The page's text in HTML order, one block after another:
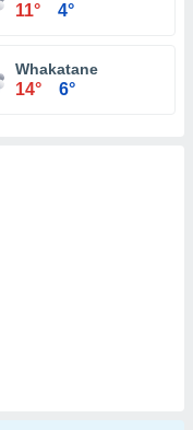
11° 4°
Whakatane
14° 6°